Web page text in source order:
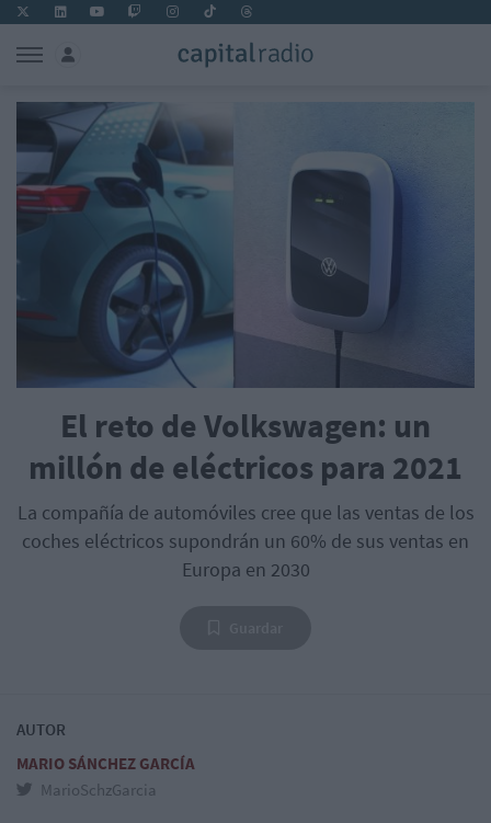
El reto de Volkswagen: un
millón de eléctricos para 2021
La compañía de automóviles cree que las ventas de los
coches eléctricos supondrán un 60% de sus ventas en
Europa en 2030
AUTOR
MARIO SÁNCHEZ GARCÍA
MarioSchzGarcia